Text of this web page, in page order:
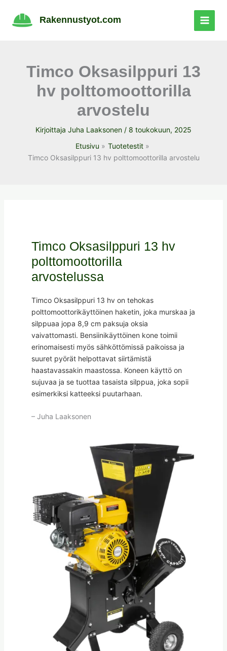
sisältöön
Rakennustyot.com
Timco Oksasilppuri 13
hv polttomoottorilla
arvostelu
Kirjoittaja Juha Laaksonen / 8 toukokuun, 2025
Etusivu
Tuotetestit
Timco Oksasilppuri 13 hv polttomoottorilla arvostelu
Timco Oksasilppuri 13 hv
polttomoottorilla
arvostelussa
Timco Oksasilppuri 13 hv on tehokas
polttomoottorikäyttöinen haketin, joka murskaa ja
silppuaa jopa 8,9 cm paksuja oksia
vaivattomasti. Bensiinikäyttöinen kone toimii
erinomaisesti myös sähköttömissä paikoissa ja
suuret pyörät helpottavat siirtämistä
haastavassakin maastossa. Koneen käyttö on
sujuvaa ja se tuottaa tasaista silppua, joka sopii
esimerkiksi katteeksi puutarhaan.
– Juha Laaksonen